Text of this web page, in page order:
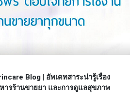
Blog | อัพเดทสาระน่ารู้เรื่อง
ารร้านขายยา และการดูแลสุขภาพ